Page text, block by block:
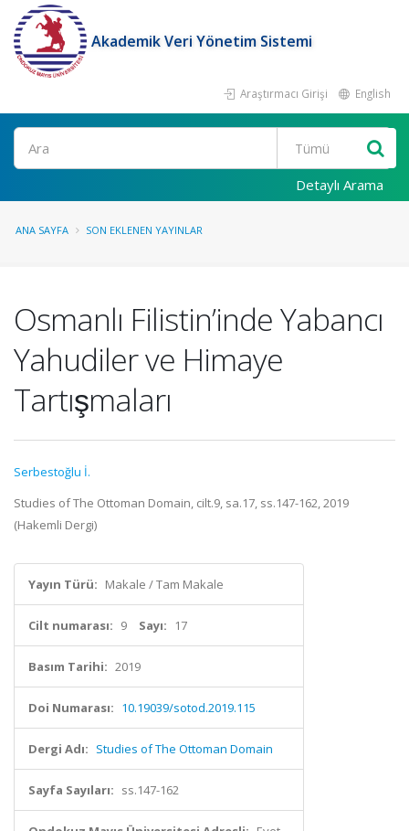
Akademik Veri Yönetim Sistemi
Araştırmacı Girişi English
Ara
Detaylı Arama
ANA SAYFA SON EKLENEN YAYINLAR
Osmanlı Filistin’inde Yabancı
Yahudiler ve Himaye
Tartışmaları
Serbestoğlu İ.
Studies of The Ottoman Domain, cilt.9, sa.17, ss.147-162, 2019
(Hakemli Dergi)
Yayın Türü: Makale / Tam Makale
Cilt numarası: 9 Sayı: 17
Basım Tarihi: 2019
Doi Numarası: 10.19039/sotod.2019.115
Dergi Adı: Studies of The Ottoman Domain
Sayfa Sayıları: ss.147-162